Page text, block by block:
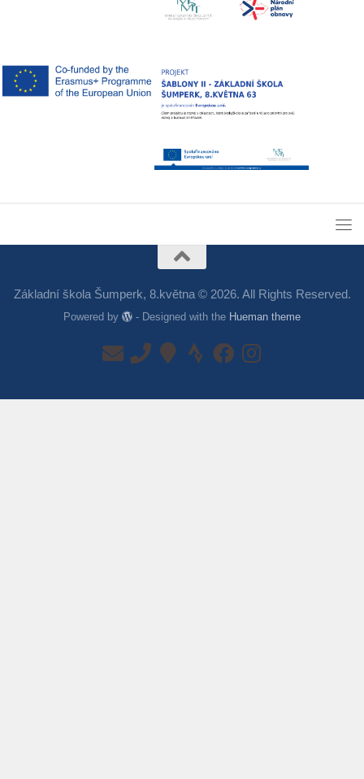
Základní škola Šumperk, 8.května © 2026. All Rights Reserved.
Powered by - Designed with the Hueman theme